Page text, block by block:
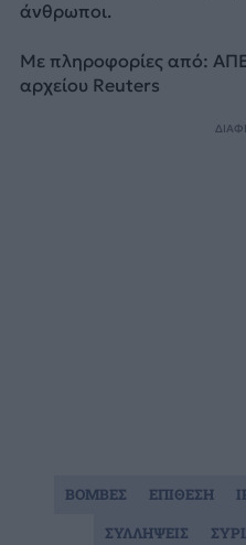
άνθρωποι.
Με πληροφορίες από:
αρχείου Reuters
ΒΟΜΒΕΣ ΕΠΙΘΕΣΗ
ΣΥΛΛΗΨΕΙΣ